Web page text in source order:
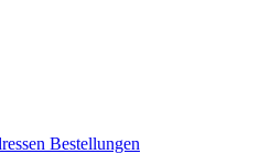
Bestellungen